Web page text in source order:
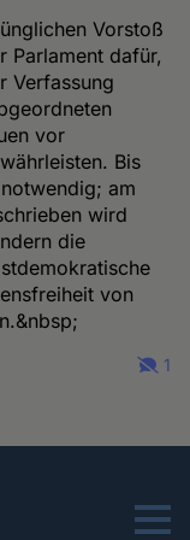
Vorstoß
Parlament dafür,
Verfassung
vor
Bis
am
wird
die
von
1
Menu